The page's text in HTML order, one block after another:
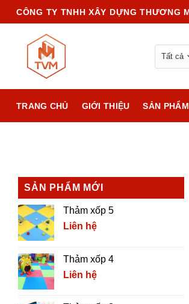
Chuyển
đến
CÔNG TY TNHH XÂY DỰNG THƯƠNG
TRANG CHỦ GIỚI THIỆU SẢN PHẨM
SẢN PHẨM MỚI
Thảm xốp 5
Liên hệ
Thảm xốp 4
Liên hệ